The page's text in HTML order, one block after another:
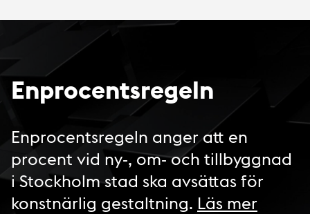
Enprocentsregeln
Enprocentsregeln anger att en
procent vid ny-, om- och tillbyggnad
i Stockholm stad ska avsättas för
konstnärlig gestaltning. Läs mer